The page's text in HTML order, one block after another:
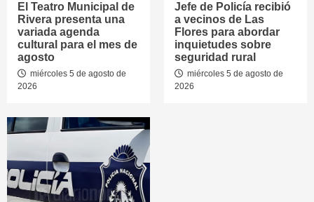
El Teatro Municipal de
Rivera presenta una
variada agenda
cultural para el mes de
agosto
miércoles 5 de agosto de
2026
Jefe de Policía recibió
a vecinos de Las
Flores para abordar
inquietudes sobre
seguridad rural
miércoles 5 de agosto de
2026